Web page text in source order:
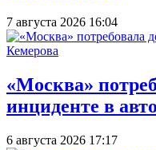
7 августа 2026 16:04
«Москва»
инциденте в
6 августа 2026 17:17